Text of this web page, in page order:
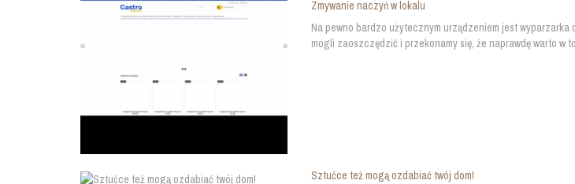
Zmywanie naczyń w lokalu
Na pewno bardzo użytecznym urządzeniem jest
mogli zaoszczędzić i przekonamy się, że naprawdę warto w
Sztućce też mogą ozdabiać twój dom!